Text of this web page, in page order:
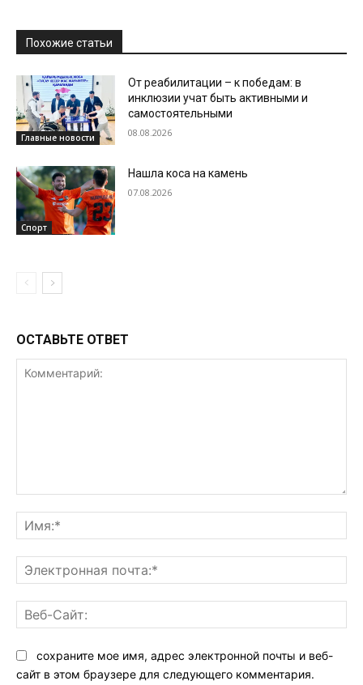
Похожие статьи
Главные новости
От реабилитации – к победам: в
инклюзии учат быть активными и
самостоятельными
08.08.2026
Спорт
Нашла коса на камень
07.08.2026
ОСТАВЬТЕ ОТВЕТ
сохраните мое имя, адрес электронной почты и веб-
сайт в этом браузере для следующего комментария.